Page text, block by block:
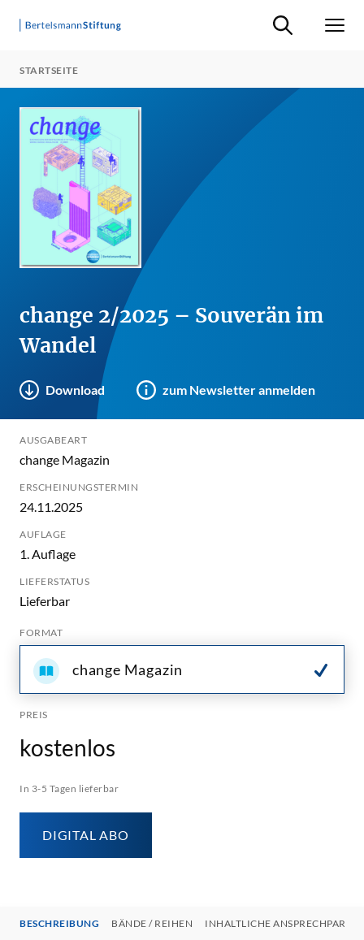
Suche ein-/
STARTSEITE
change 2/2025 – Souverän im
Wandel
Download zum Newsletter anmelden
AUSGABEART
change Magazin
ERSCHEINUNGSTERMIN
24.11.2025
AUFLAGE
1. Auflage
LIEFERSTATUS
Lieferbar
FORMAT
change Magazin
PREIS
kostenlos
In 3-5 Tagen lieferbar
DIGITAL ABO
BESCHREIBUNG BÄNDE / REIHEN INHALTLICHE